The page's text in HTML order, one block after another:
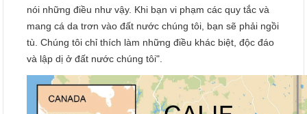
nói những điều như vậy. Khi bạn vi phạm các quy tắc và
mang cá da trơn vào đất nước chúng tôi, bạn sẽ phải ngồi
tù. Chúng tôi chỉ thích làm những điều khác biệt, độc đáo
và lập dị ở đất nước chúng tôi".